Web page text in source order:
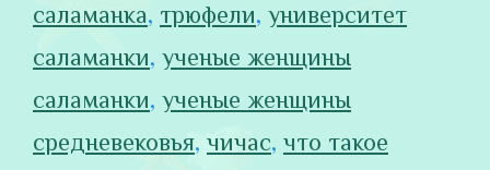
саламанка, трюфели, университет
саламанки, ученые женщины
саламанки, ученые женщины
средневековья, чичас, что такое